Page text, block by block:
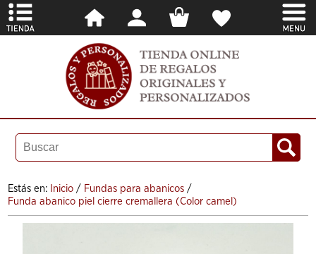
Estás en: Inicio / Fundas para abanicos /
Funda abanico piel cierre cremallera (Color camel)